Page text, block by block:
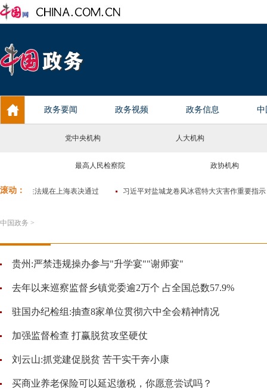
党中央机构 人大机构
最高人民检察院 政协机构
中国政务 >
贵州:严禁违规操办参与"升学宴""谢师宴"
去年以来巡察监督乡镇党委逾2万个 占全国总数57.9%
驻国办纪检组:抽查8家单位贯彻六中全会精神情况
加强监督检查 打赢脱贫攻坚硬仗
刘云山:抓党建促脱贫 苦干实干奔小康
买商业养老保险可以延迟缴税，你愿意尝试吗？